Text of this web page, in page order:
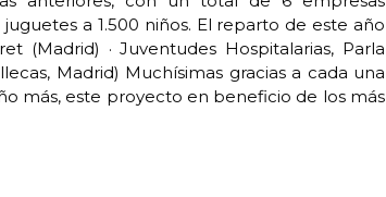
a 1.500 niños. El reparto de este año
(Madrid) · Juventudes Hospitalarias, Parla
Madrid) Muchísimas gracias a cada una
más, este proyecto en beneficio de los más